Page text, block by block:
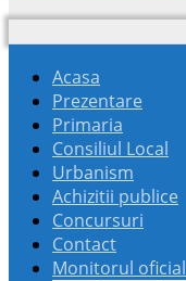
Acasa
Prezentare
Primaria
Consiliul Local
Urbanism
Achizitii publice
Concursuri
Contact
Monitorul